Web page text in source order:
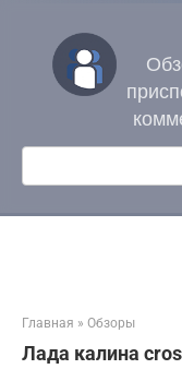
контенту
Поиск:
Главная » Обзоры
Лада калина